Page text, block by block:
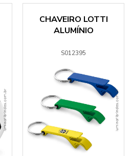
CHAVEIRO LOTTI
ALUMÍNIO
S012395